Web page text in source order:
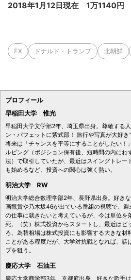
2018年1月12日現在 1万1140円
FX ドナルド・トランプ 北朝鮮
プロフィール
早稲田大学 惟光
早稲田大学文学部2年、埼玉県出身。尊敬する
ン・バフェットに紫式部！ 旅行や写真が大好き
将来は「チャンスを平等にすることがしたい！
ルピング（ポジション保有後、短時間の内にわ
法）で取引していたが、最近はスイングトレー
も始めるなど、投資への関心は強く熱い。
明治大学 RW
明治大学総合数理学部2年、長野県出身。好き
画観賞や乃木坂46が出ている番組の視聴で、
の仕事に就きたいと考えているが、今は単位を
死。（笑）株式投資からスタートし、最近はビ
ろ。為替相場は株式投資にも影響する大きな材
ことがある程度だが、大学対抗戦となれば、話
プを狙う。
慶応大学 石油王
慶応大学商学部3年、京都府出身。好きな歌手